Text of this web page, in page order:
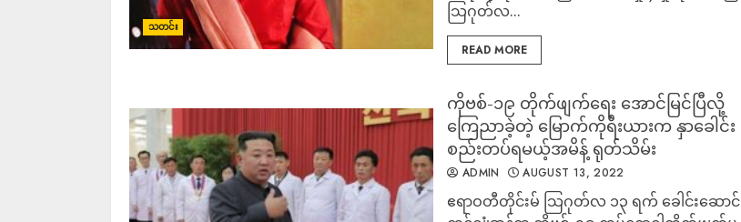
သတင်း
သြဂုတ်လ...
READ MORE
ကိုဗစ်-၁၉ တိုက်ဖျက်ရေး အောင်မြင်ပြီလို့
ကြေညာခဲ့တဲ့ မြောက်ကိုရီးယားက နှာခေါင်း
စည်းတပ်ရမယ့်အမိန့် ရုတ်သိမ်း
ADMIN AUGUST 13, 2022
ဧရာဝတီတိုင်းမ် သြဂုတ်လ ၁၃ ရက် ခေါင်းဆောင်